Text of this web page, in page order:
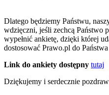
Dlatego będziemy Państwu,
wdzięczni, jeśli zechcą Państwo
wypełnić ankietę, dzięki której
dostosować Prawo.pl do
Link do ankiety dostępny tutaj
Dziękujemy i serdecznie